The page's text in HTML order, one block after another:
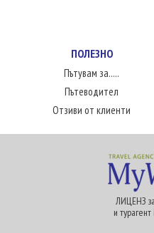
ПОЛЕЗНО
Пътувам за.....
Пътеводител
Отзиви от клиенти
ЛИЦЕНЗ
и